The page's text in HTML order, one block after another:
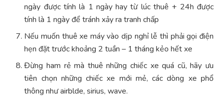
ngày được tính là 1 ngày hay từ lúc thuê + 24h được
tính là 1 ngày để tránh xảy ra tranh chấp
Nếu muốn thuê xe máy vào dịp nghỉ lễ thì phải gọi điện
hẹn đặt trước khoảng 2 tuần – 1 tháng kẻo hết xe
Đừng ham rẻ mà thuê những chiếc xe quá cũ, hãy ưu
tiên chọn những chiếc xe mới mẻ, các dòng xe phổ
thông như airblde, sirius, wave.